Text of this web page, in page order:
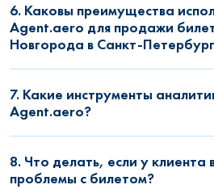
6. Каковы преимущества
Agent.aero для продажи
Новгорода в Санкт-
7. Какие инструменты
Agent.aero?
8. Что делать, если у клиента
проблемы с билетом?